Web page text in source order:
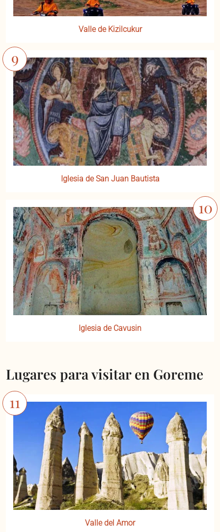
Valle de Kizilcukur
Iglesia de San Juan Bautista
Iglesia de Cavusin
Lugares para visitar en Goreme
Valle del Amor